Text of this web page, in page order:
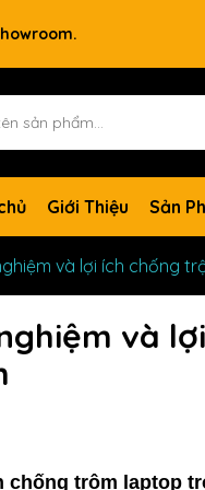
Giới Thiệu Sản
và lợi ích chống
và
trộm laptop